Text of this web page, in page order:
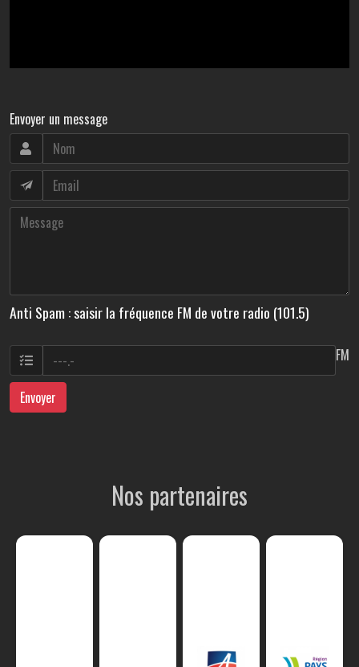
Envoyer un message
Anti Spam : saisir la fréquence FM de votre radio (101.5)
FM
Envoyer
Nos partenaires